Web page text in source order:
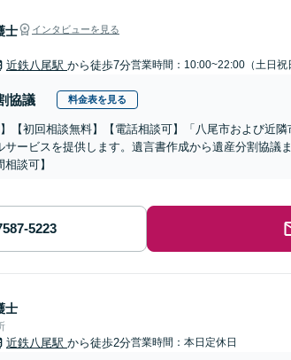
士 インタビューを見る
近鉄八尾駅 から徒歩7分営業時間：10:00~22:00（土日祝
協議 料金表を見る
】【初回相談無料】【電話相談可】「八尾市および近
サービスを提供します。遺言書作成から遺産分割協議
談可】
士
近鉄八尾駅 から徒歩2分営業時間：本日定休日